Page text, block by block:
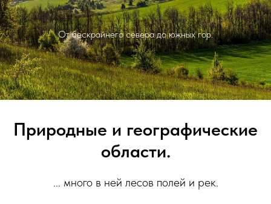
От бескрайнего севера до южных гор.
Природные и географические
области.
... много в ней лесов полей и рек.